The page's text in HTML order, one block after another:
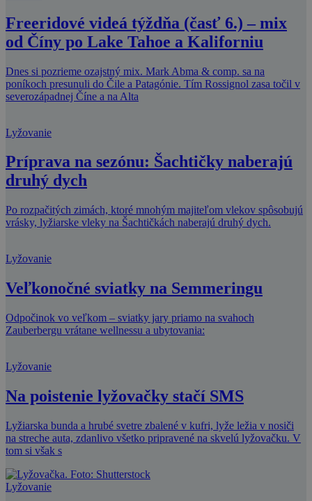
Freeridové videá týždňa (časť 6.) – mix
od Číny po Lake Tahoe a Kaliforniu
Dnes si pozrieme ozajstný mix. Mark Abma & comp. sa na
poníkoch presunuli do Čile a Patagónie. Tím Rossignol zasa točil v
severozápadnej Číne a na Alta
Lyžovanie
Príprava na sezónu: Šachtičky naberajú
druhý dych
Po rozpačitých zimách, ktoré mnohým majiteľom vlekov spôsobujú
vrásky, lyžiarske vleky na Šachtičkách naberajú druhý dych.
Lyžovanie
Veľkonočné sviatky na Semmeringu
Odpočinok vo veľkom – sviatky jary priamo na svahoch
Zauberbergu vrátane wellnessu a ubytovania:
Lyžovanie
Na poistenie lyžovačky stačí SMS
Lyžiarska bunda a hrubé svetre zbalené v kufri, lyže ležia v nosiči
na streche auta, zdanlivo všetko pripravené na skvelú lyžovačku. V
tom si však s
Lyžovanie